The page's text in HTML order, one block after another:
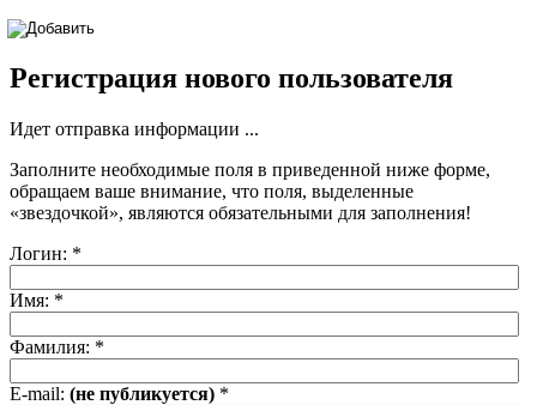
Регистрация нового пользователя
Идет отправка информации ...
Заполните необходимые поля в приведенной ниже форме,
обращаем ваше внимание, что поля, выделенные
«звездочкой», являются обязательными для заполнения!
Логин: *
Имя: *
Фамилия: *
E-mail: (не публикуется) *